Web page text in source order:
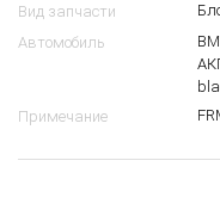
Вид запчасти
Автомобиль
Примечание